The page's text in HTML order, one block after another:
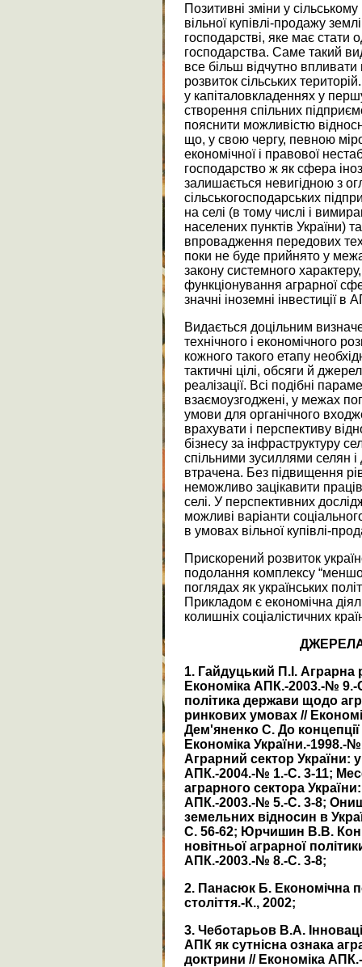
Позитивні зміни у
вільної купівлі-продажу
господарстві, яке має стати
господарства. Саме такий
все більш відчутно впливати
розвиток сільських
у капіталовкладеннях у
створення спільних
пояснити можливістю
що, у свою чергу, певною
економічної і правової
господарство ж як сфера
залишається невигідною з
сільськогосподарських
на селі (в тому числі і
населених пунктів України)
впровадження передових
поки не буде прийнято у
закону системного
функціонування аграрної
значні іноземні інвестиції
Видається доцільним
технічного і економічного
кожного такого етапу
тактичні цілі, обсяги й
реалізації. Всі подібні
взаємоузгоджені, у межах
умови для органічного
врахувати і перспективу
бізнесу за інфраструктуру
спільними зусиллями селян
втрачена. Без підвищення
неможливо зацікавити
селі. У перспективних
можливі варіанти
в умовах вільної купівлі-
Прискорений розвиток
подолання комплексу
поглядах як українських
Прикладом є економічна
колишніх соціалістичних
1. Гайдуцький П.І.
Економіка АПК.-2003.-№
політика держави щодо
ринкових умовах //
Дем'яненко С. До концепції
Економіка України.-1998.-
Аграрний сектор України:
АПК.-2004.-№ 1.-С. 3-11;
аграрного сектора
АПК.-2003.-№ 5.-С. 3-8;
земельних відносин в
С. 56-62; Юрчишин В.В.
новітньої аграрної
АПК.-2003.-№ 8.-С. 3-8;
2. Панасюк Б. Економічна
століття.-К., 2002;
3. Чеботарьов В.А.
АПК як сутнісна ознака
доктрини // Економіка